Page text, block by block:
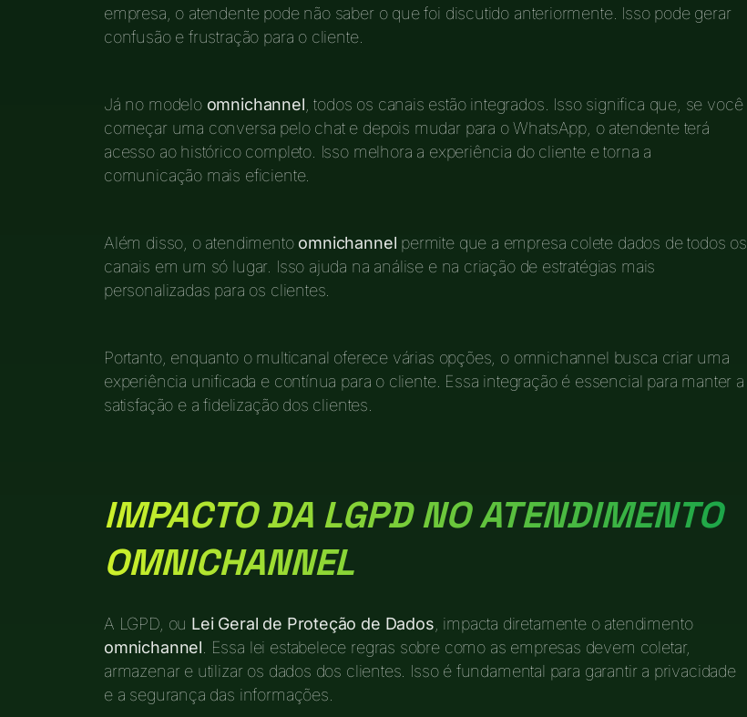
empresa, o atendente pode não saber o que foi discutido anteriormente. Isso pode gerar
confusão e frustração para o cliente.
Já no modelo omnichannel , todos os canais estão integrados. Isso significa que, se você
começar uma conversa pelo chat e depois mudar para o WhatsApp, o atendente terá
acesso ao histórico completo. Isso melhora a experiência do cliente e torna a
comunicação mais eficiente.
Além disso, o atendimento omnichannel permite que a empresa colete dados de todos os
canais em um só lugar. Isso ajuda na análise e na criação de estratégias mais
personalizadas para os clientes.
Portanto, enquanto o multicanal oferece várias opções, o omnichannel busca criar uma
experiência unificada e contínua para o cliente. Essa integração é essencial para manter a
satisfação e a fidelização dos clientes.
IMPACTO DA LGPD NO ATENDIMENTO
OMNICHANNEL
A LGPD, ou Lei Geral de Proteção de Dados , impacta diretamente o atendimento
omnichannel . Essa lei estabelece regras sobre como as empresas devem coletar,
armazenar e utilizar os dados dos clientes. Isso é fundamental para garantir a privacidade
e a segurança das informações.